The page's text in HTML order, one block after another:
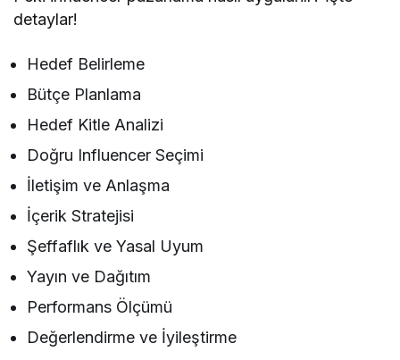
detaylar!
Hedef Belirleme
Bütçe Planlama
Hedef Kitle Analizi
Doğru Influencer Seçimi
İletişim ve Anlaşma
İçerik Stratejisi
Şeffaflık ve Yasal Uyum
Yayın ve Dağıtım
Performans Ölçümü
Değerlendirme ve İyileştirme